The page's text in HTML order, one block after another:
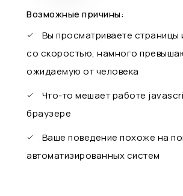
Возможные причины:
Вы просматриваете страницы
со скоростью, намного
ожидаемую от человека
Что-то мешает работе
браузере
Ваше поведение похоже на
автоматизированных систем